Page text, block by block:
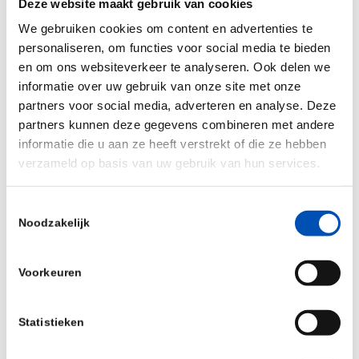
Deze website maakt gebruik van cookies
We gebruiken cookies om content en advertenties te
personaliseren, om functies voor social media te bieden
en om ons websiteverkeer te analyseren. Ook delen we
informatie over uw gebruik van onze site met onze
partners voor social media, adverteren en analyse. Deze
partners kunnen deze gegevens combineren met andere
informatie die u aan ze heeft verstrekt of die ze hebben
verzameld op basis van uw gebruik van hun services.
Noodzakelijk
Voorkeuren
Statistieken
Through inspiring lectures from 25+ industry
leaders and experts, interactive sessions, in-
depth business case and meet-your-match
sessions, you will gain insight in the fascinating
and dynamic world of biotech companies and
acquire competencies to understand the
importance main business topics, such as
business models, product development,
finance and entrepreneurship. Last but not least,
you will expand your network with valuable new
connections with leading business people and
peers from home and abroad, while enjoying a